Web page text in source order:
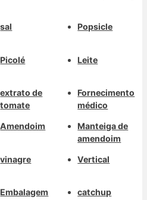
sal
Picolé
extrato de
tomate
Amendoim
vinagre
Embalagem
Popsicle
Leite
Fornecimento
médico
Manteiga de
amendoim
Vertical
catchup